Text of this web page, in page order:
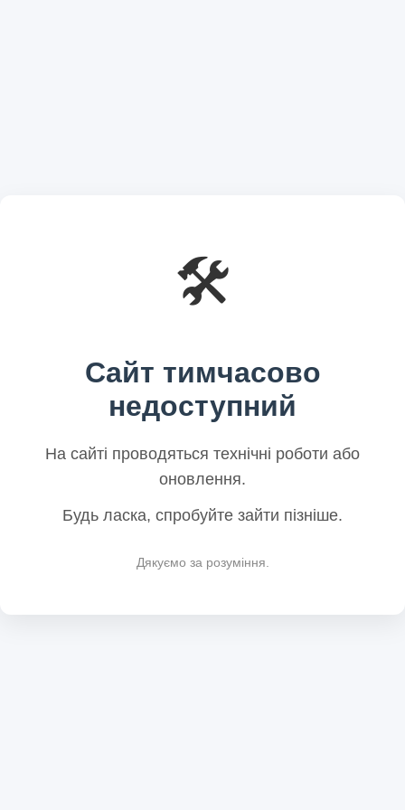
🛠️
Сайт тимчасово
недоступний
На сайті проводяться технічні роботи або
оновлення.
Будь ласка, спробуйте зайти пізніше.
Дякуємо за розуміння.